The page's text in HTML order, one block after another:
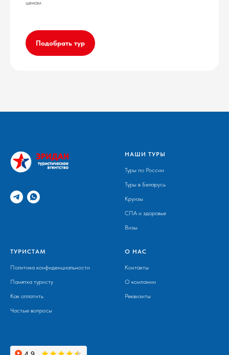
ценам
Подобрать тур
НАШИ ТУРЫ
Туры по России
Туры в Беларусь
Круизы
СПА и здоровье
Визы
ТУРИСТАМ
Политика конфиденциальности
Памятка туристу
Как оплатить
Частые вопросы
О НАС
Контакты
О компании
Реквизиты